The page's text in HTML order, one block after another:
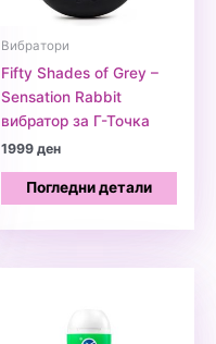
Вибратори
Fifty Shades of Grey –
Sensation Rabbit
вибратор за Г-Точка
1999ден
Погледни детали